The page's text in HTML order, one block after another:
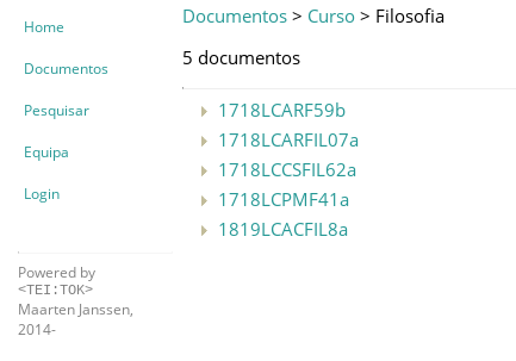
Home
Documentos
Pesquisar
Equipa
Login
Powered by
<TEI:TOK>
Maarten Janssen,
2014-
Documentos > Curso > Filosofia
5 documentos
1718LCARF59b
1718LCARFIL07a
1718LCCSFIL62a
1718LCPMF41a
1819LCACFIL8a